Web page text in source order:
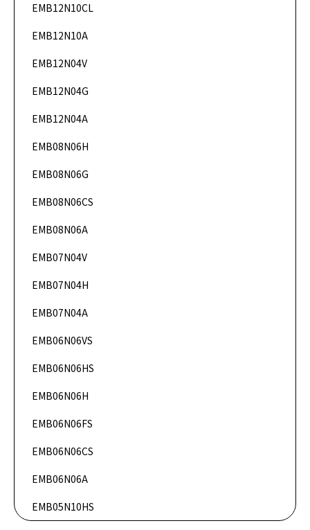
EMB12N10CL
EMB12N10A
DataSheet
EMB12N04V
DataSheet
EMB12N04G
DataSheet
EMB12N04A
DataSheet
EMB08N06H
DataSheet
EMB08N06G
DataSheet
EMB08N06CS
DataSheet
EMB08N06A
DataSheet
EMB07N04V
DataSheet
EMB07N04H
DataSheet
EMB07N04A
DataSheet
EMB06N06VS
DataSheet
EMB06N06HS
DataSheet
EMB06N06H
DataSheet
EMB06N06FS
DataSheet
EMB06N06CS
DataSheet
EMB06N06A
DataSheet
EMB05N10HS
DataSheet